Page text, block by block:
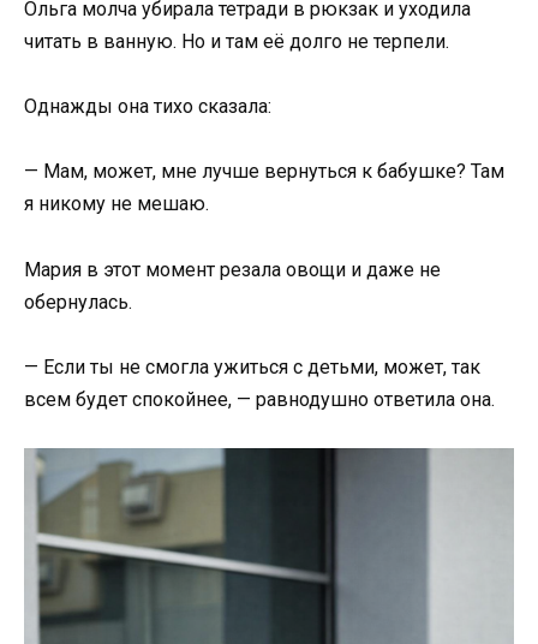
Ольга молча убирала тетради в рюкзак и уходила
читать в ванную. Но и там её долго не терпели.
Однажды она тихо сказала:
— Мам, может, мне лучше вернуться к бабушке? Там
я никому не мешаю.
Мария в этот момент резала овощи и даже не
обернулась.
— Если ты не смогла ужиться с детьми, может, так
всем будет спокойнее, — равнодушно ответила она.